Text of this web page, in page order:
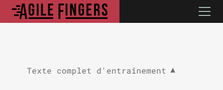
Texte complet d'entraînement ▼